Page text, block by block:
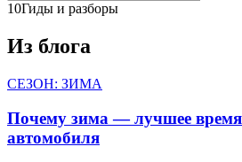
10Гиды и разборы
Из блога
СЕЗОН: ЗИМА
Почему зима — лучшее время
автомобиля